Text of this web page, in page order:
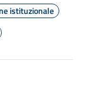
istituzionale